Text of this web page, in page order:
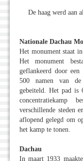
De haag werd aan
Nationale Dachau
Het monument staat
Het monument
geflankeerd door
500 namen van de
gebeiteld. Het pad is
concentratiekamp
verschillende steden
aflopend gelegd om
het kamp te tonen.
Dachau
In maart 1933